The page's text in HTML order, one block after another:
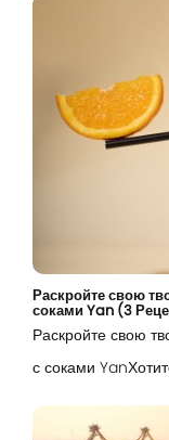
Раскройте свою
соками Yan (3
Раскройте свою
с соками